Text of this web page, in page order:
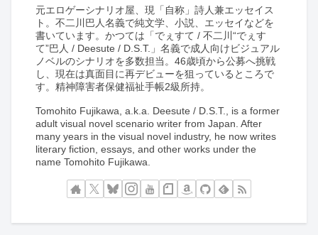
元エロゲーシナリオ屋、現「自称」詩人兼エッセイス
ト。不二川巴人名義で純文学、小説、エッセイなどを
書いています。かつては「でぇすて / 不二川“でぇす
て”巴人 / Deesute / D.S.T.」名義で成人向けビジュアル
ノベルのシナリオを多数担当。46歳頃から公募へ挑戦
し、現在は真面目に再デビューを狙っているところで
す。精神障害者保健福祉手帳2級所持。
Tomohito Fujikawa, a.k.a. Deesute / D.S.T., is a former
adult visual novel scenario writer from Japan. After
many years in the visual novel industry, he now writes
literary fiction, essays, and other works under the
name Tomohito Fujikawa.